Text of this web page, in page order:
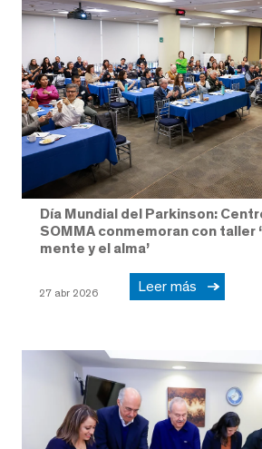
Día Mundial del Parkinson:
SOMMA conmemoran con taller
mente y el alma’
27 abr 2026 Leer más